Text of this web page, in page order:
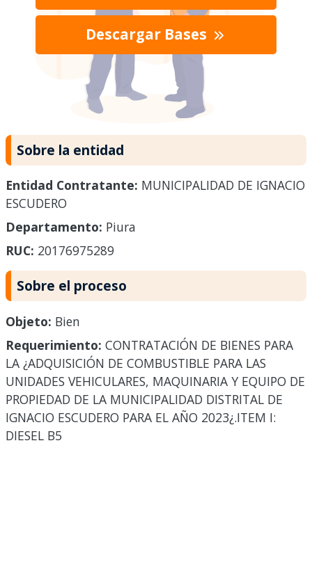
Descargar Bases
Sobre la entidad
Entidad Contratante: MUNICIPALIDAD DE IGNACIO
ESCUDERO
Departamento: Piura
RUC: 20176975289
Sobre el proceso
Objeto: Bien
Requerimiento: CONTRATACIÓN DE BIENES PARA
LA ¿ADQUISICIÓN DE COMBUSTIBLE PARA LAS
UNIDADES VEHICULARES, MAQUINARIA Y EQUIPO DE
PROPIEDAD DE LA MUNICIPALIDAD DISTRITAL DE
IGNACIO ESCUDERO PARA EL AÑO 2023¿.ITEM I:
DIESEL B5